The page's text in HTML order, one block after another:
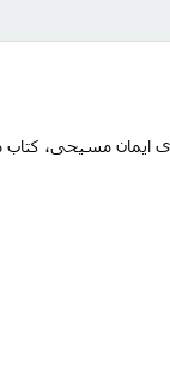
ایمان مسیحی،